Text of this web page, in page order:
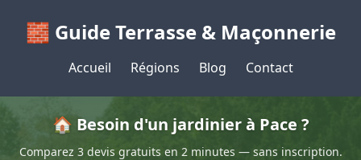
🧱 Guide Terrasse & Maçonnerie
Accueil Régions Blog Contact
🏠 Besoin d'un jardinier à Pace ?
Comparez 3 devis gratuits en 2 minutes — sans inscription.